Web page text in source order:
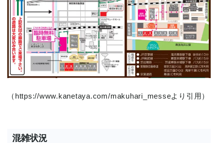
（https://www.kanetaya.com/makuhari_messeより引用）
混雑状況